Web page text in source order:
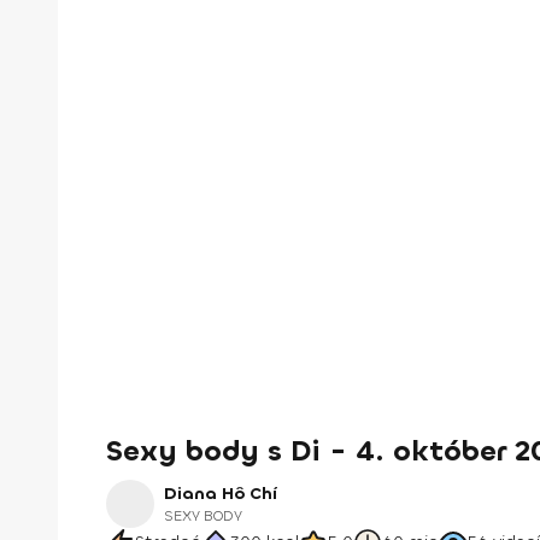
Sexy body s Di - 4. október
Diana Hô Chí
SEXY BODY